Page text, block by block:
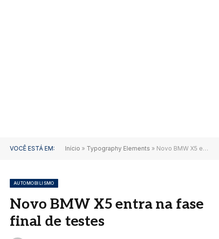
VOCÊ ESTÁ EM: Início » Typography Elements » Novo BMW X5 entra na fase final de testes
AUTOMOBILISMO
Novo BMW X5 entra na fase
final de testes